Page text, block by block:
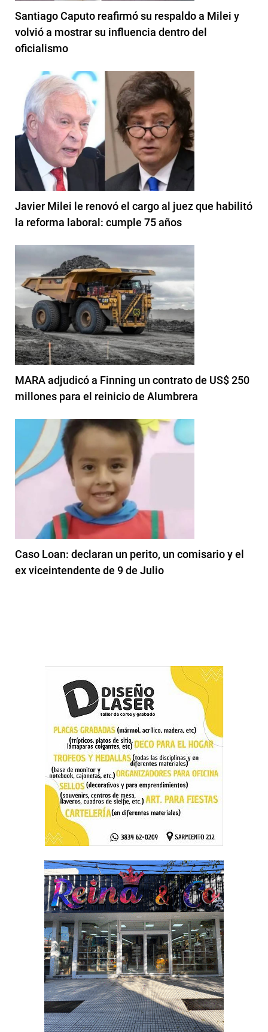
Santiago Caputo reafirmó su respaldo a Milei y
volvió a mostrar su influencia dentro del
oficialismo
Javier Milei le renovó el cargo al juez que habilitó
la reforma laboral: cumple 75 años
MARA adjudicó a Finning un contrato de US$ 250
millones para el reinicio de Alumbrera
Caso Loan: declaran un perito, un comisario y el
ex viceintendente de 9 de Julio